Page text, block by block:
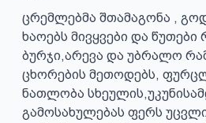
ცრემლებმა შთამაგონა ,
ხაოებს მივყვები და წუთები
ბურჯი,არევა და უბრალო
ცხორების მეთოდებს,
ნათლობა
გამოსახულებას ფერს